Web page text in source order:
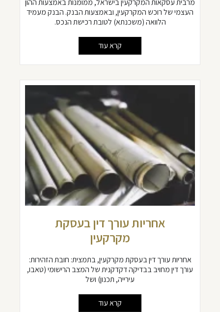
מרבית עסקאות המקרקעין בישראל, ממומנות באמצעות ההון
העצמי של רוכש המקרקעין, ובאמצעות הבנק. הבנק מעמיד
הלוואה (משכנתא) לטובת רכישת הנכס.
קרא עוד
אחריות עורך דין בעסקת
מקרקעין
אחריות עורך דין בעסקת מקרקעין, בתמצית: חובת הזהירות:
עורך דין מחויב בבדיקה דקדקנית של המצב הרישומי (טאבו,
עירייה, תכנון) ושל
קרא עוד